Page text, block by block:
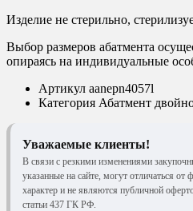
Изделие не стерильно,
Выбор размеров абатмента
опираясь на индивидуальные
Артикул aanepn4057l
Категория Абатмент
Уважаемые клиенты!
В связи с резкими изменениями
указанные на сайте, могут отличаться
характер и не являются публичной
статьи 437 ГК РФ.